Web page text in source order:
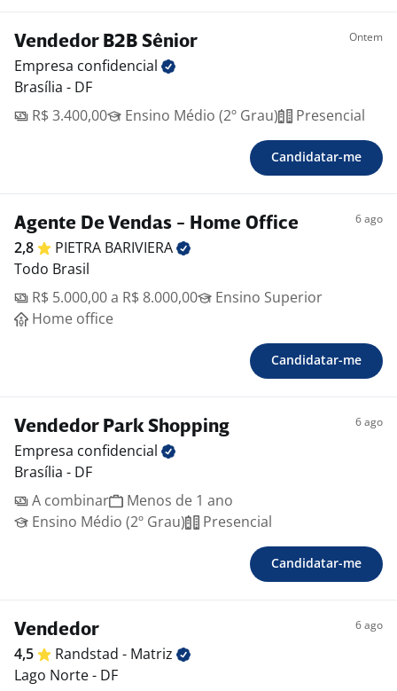
Vendedor B2B Sênior Ontem
Empresa confidencial
Brasília - DF
R$ 3.400,00
Ensino Médio (2º Grau) Presencial
Candidatar-me
Agente De Vendas - Home Office 6 ago
2,8 PIETRA BARIVIERA
Todo Brasil
R$ 5.000,00 a R$ 8.000,00
Ensino Superior
Home office
Candidatar-me
Vendedor Park Shopping 6 ago
Empresa confidencial
Brasília - DF
A combinar
Menos de 1 ano
Ensino Médio (2º Grau)
Presencial
Candidatar-me
Vendedor 6 ago
4,5 Randstad - Matriz
Lago Norte - DF